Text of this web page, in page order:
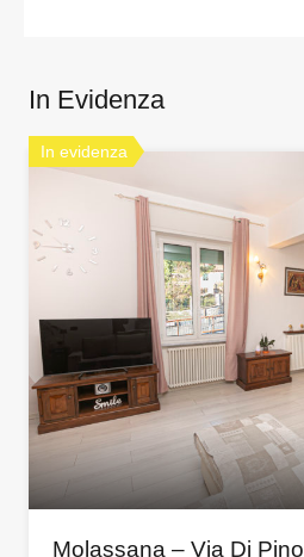
In Evidenza
In evidenza
Molassana – Via Di Pino